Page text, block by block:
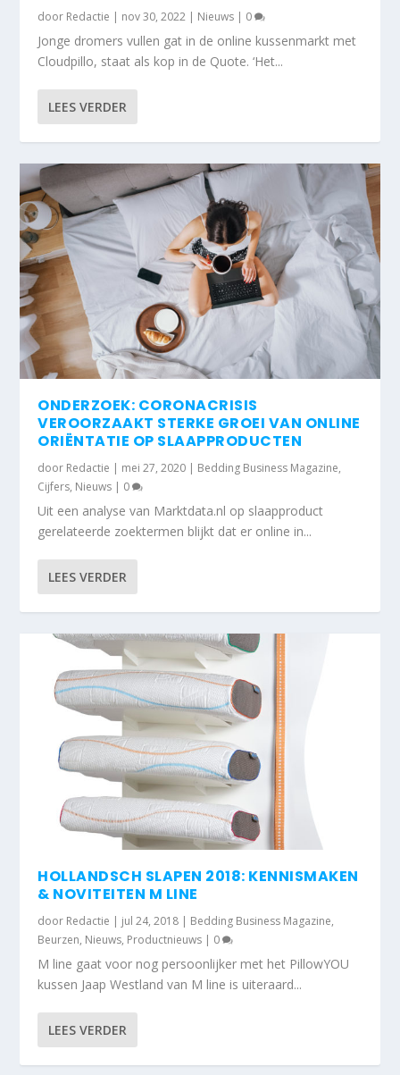
door Redactie | nov 30, 2022 | Nieuws | 0
Jonge dromers vullen gat in de online kussenmarkt met
Cloudpillo, staat als kop in de Quote. ‘Het...
LEES VERDER
ONDERZOEK: CORONACRISIS
VEROORZAAKT STERKE GROEI VAN ONLINE
ORIËNTATIE OP SLAAPPRODUCTEN
door Redactie | mei 27, 2020 | Bedding Business Magazine,
Cijfers, Nieuws | 0
Uit een analyse van Marktdata.nl op slaapproduct
gerelateerde zoektermen blijkt dat er online in...
LEES VERDER
HOLLANDSCH SLAPEN 2018: KENNISMAKEN
& NOVITEITEN M LINE
door Redactie | jul 24, 2018 | Bedding Business Magazine,
Beurzen, Nieuws, Productnieuws | 0
M line gaat voor nog persoonlijker met het PillowYOU
kussen Jaap Westland van M line is uiteraard...
LEES VERDER